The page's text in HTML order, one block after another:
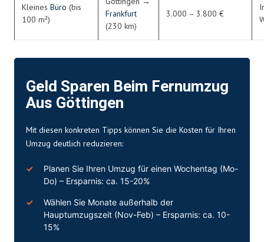
Kleines Büro (bis
100 m²)
Frankfurt
(230 km)
3.000 – 3.800 €
Geld Sparen Beim Fernumzug
Aus Göttingen
Mit diesen konkreten Tipps können Sie die Kosten für Ihren
Umzug deutlich reduzieren:
Planen Sie Ihren Umzug für einen Wochentag (Mo-
Do) – Ersparnis: ca. 15-20%
Wählen Sie Monate außerhalb der
Hauptumzugszeit (Nov-Feb) – Ersparnis: ca. 10-
15%